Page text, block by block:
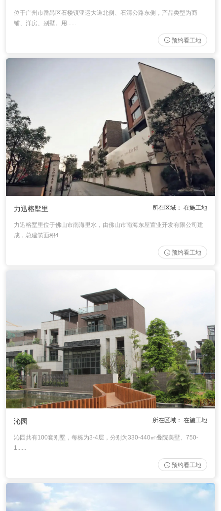
位于广州市番禺区石楼镇亚运大道北侧、石清公路东侧，产品类型为商
铺、洋房、别墅。用......
预约看工地
力迅榕墅里 所在区域： 在施工地
力迅榕墅里位于佛山市南海里水，由佛山市南海东屋置业开发有限公司建
成，总建筑面积4......
预约看工地
沁园 所在区域： 在施工地
沁园共有100套别墅，每栋为3-4层，分别为330-440㎡叠院美墅、750-
1......
预约看工地